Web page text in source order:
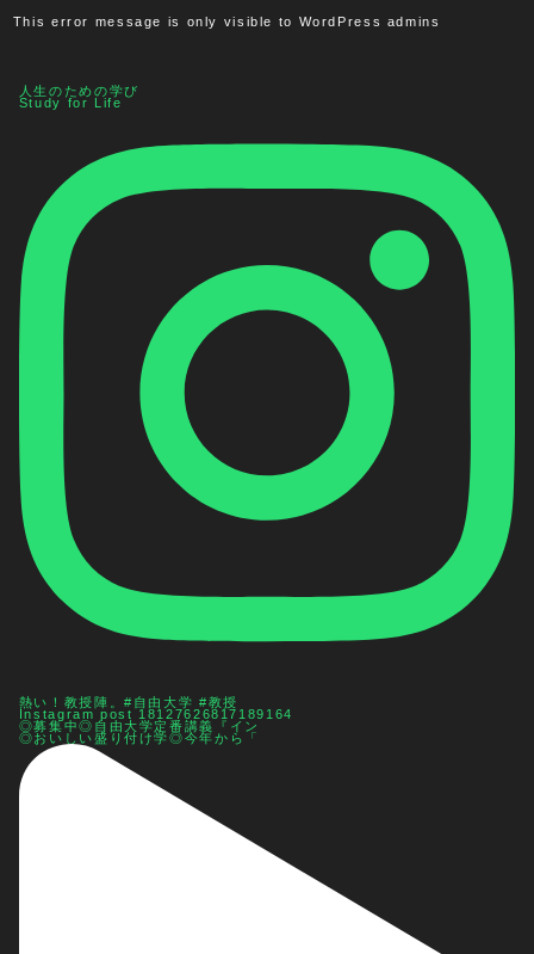
This error message is only visible to WordPress admins
人生のための学び
Study for Life
熱い！教授陣。#自由大学 #教授
Instagram post 18127626817189164
◎募集中◎自由大学定番講義『イン
◎おいしい盛り付け学◎今年から「